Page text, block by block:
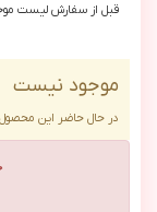
قبل از سفارش لیست
موجود نیست
در حال حاضر این